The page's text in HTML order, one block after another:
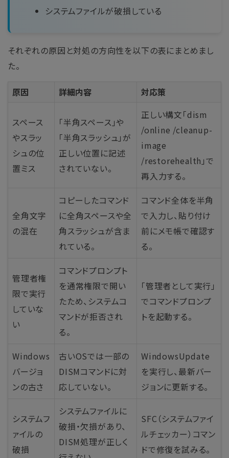
システムファイルが破損している
それぞれの原因と対処の方向性を以下の表にまとめまし
た。
原因 詳細内容 対応策
スペース
やスラッ
シュの位
置ミス
「半角スペース」や
「半角スラッシュ」が
正しい位置に記述
されていない。
正しい構文「dism
/online /cleanup-
image
/restorehealth」で
再入力する。
全角文字
の混在
コピーしたコマンド
に全角スペースや全
角スラッシュが含ま
れている。
コマンド全体を半角
で入力し、貼り付け
前にメモ帳で確認す
る。
管理者権
限で実行
していな
い
コマンドプロンプト
を通常権限で開い
たため、システムコ
マンドが拒否され
る。
「管理者として実行」
でコマンドプロンプ
トを起動する。
Windows
バージョ
ンの古さ
古いOSでは一部の
DISMコマンドに対
応していない。
WindowsUpdate
を実行し、最新バー
ジョンに更新する。
システムフ
ァイルの
破損
システムファイルに
破損・欠損があり、
DISM処理が正しく
SFC（システムファイ
ルチェッカー）コマン
ドで修復を試みる。